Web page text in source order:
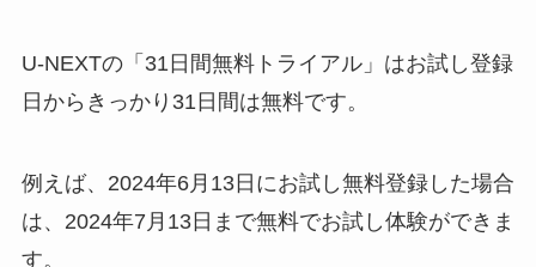
U-NEXTの「31日間無料トライアル」はお試し登録
日からきっかり31日間は無料です。
例えば、2024年6月13日にお試し無料登録した場合
は、2024年7月13日まで無料でお試し体験ができま
す。